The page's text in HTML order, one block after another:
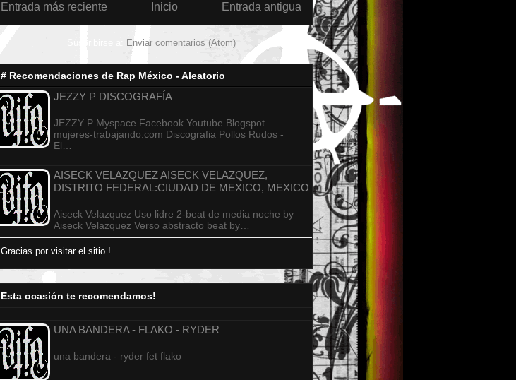
Entrada más reciente Entrada antigua
Inicio
Enviar comentarios (Atom)
# Recomendaciones de Rap México - Aleatorio
JEZZY P DISCOGRAFÍA
JEZZY P Myspace Facebook Youtube Blogspot
mujeres-trabajando.com Discografia Pollos Rudos -
El…
AISECK VELAZQUEZ AISECK VELAZQUEZ,
DISTRITO FEDERAL:CIUDAD DE MEXICO, MEXICO
Aiseck Velazquez Uso lidre 2-beat de media noche by
Aiseck Velazquez Verso abstracto beat by…
Gracias por visitar el sitio !
Esta ocasión te recomendamos!
UNA BANDERA - FLAKO - RYDER
una bandera - ryder fet flako